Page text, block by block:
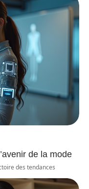
de la mode
des tendances